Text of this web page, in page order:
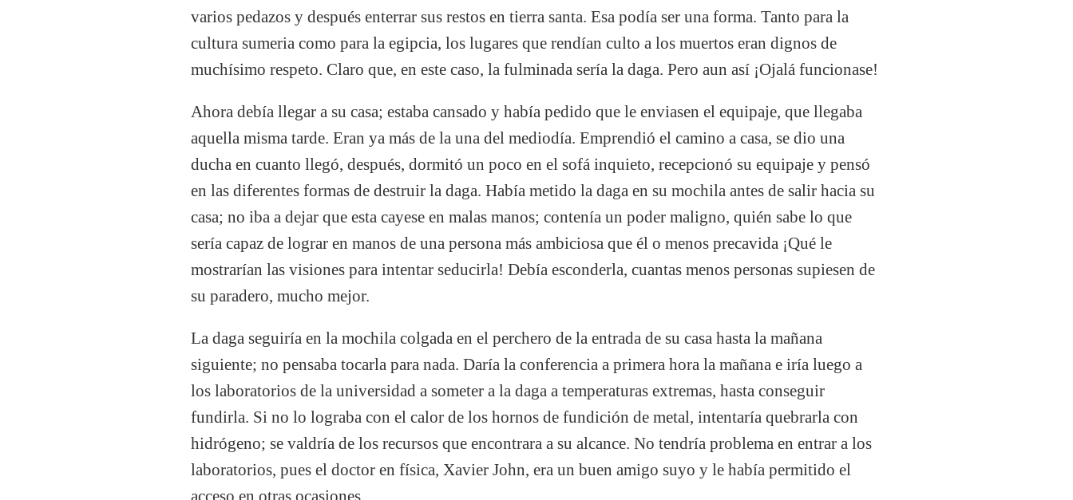
varios pedazos y después enterrar sus restos en tierra santa. Esa podía ser una forma. Tanto para la
cultura sumeria como para la egipcia, los lugares que rendían culto a los muertos eran dignos de
muchísimo respeto. Claro que, en este caso, la fulminada sería la daga. Pero aun así ¡Ojalá funcionase!
Ahora debía llegar a su casa; estaba cansado y había pedido que le enviasen el equipaje, que llegaba
aquella misma tarde. Eran ya más de la una del mediodía. Emprendió el camino a casa, se dio una
ducha en cuanto llegó, después, dormitó un poco en el sofá inquieto, recepcionó su equipaje y pensó
en las diferentes formas de destruir la daga. Había metido la daga en su mochila antes de salir hacia su
casa; no iba a dejar que esta cayese en malas manos; contenía un poder maligno, quién sabe lo que
sería capaz de lograr en manos de una persona más ambiciosa que él o menos precavida ¡Qué le
mostrarían las visiones para intentar seducirla! Debía esconderla, cuantas menos personas supiesen de
su paradero, mucho mejor.
La daga seguiría en la mochila colgada en el perchero de la entrada de su casa hasta la mañana
siguiente; no pensaba tocarla para nada. Daría la conferencia a primera hora la mañana e iría luego a
los laboratorios de la universidad a someter a la daga a temperaturas extremas, hasta conseguir
fundirla. Si no lo lograba con el calor de los hornos de fundición de metal, intentaría quebrarla con
hidrógeno; se valdría de los recursos que encontrara a su alcance. No tendría problema en entrar a los
laboratorios, pues el doctor en física, Xavier John, era un buen amigo suyo y le había permitido el
acceso en otras ocasiones.